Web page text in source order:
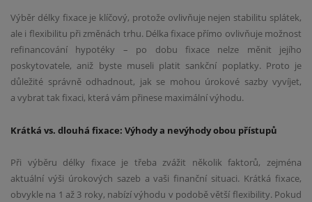
Výběr délky fixace je klíčový, protože ovlivňuje nejen stabilitu splátek,
ale i flexibilitu při změnách trhu. Délka fixace přímo ovlivňuje možnost
refinancování hypotéky – po dobu fixace nelze měnit jejího
poskytovatele, aniž byste museli platit sankční poplatky. Proto je
důležité správně odhadnout, jak se mohou úrokové sazby vyvíjet,
a vybrat tak fixaci, která vám přinese maximální výhodu.
Krátká vs. dlouhá fixace: Výhody a nevýhody obou přístupů
Při výběru délky fixace je třeba zvážit několik faktorů, zejména
aktuální výši úrokových sazeb a vaši finanční situaci. Krátká fixace,
obvykle na 1 až 3 roky, nabízí výhodu v podobě větší flexibility. Pokud